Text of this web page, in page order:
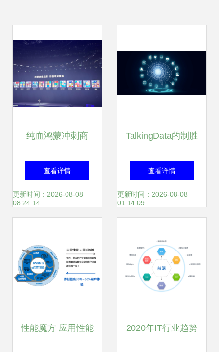
纯血鸿蒙冲刺商
用，TOP 5000应
用全面启动鸿蒙原
迎来历史性跨越
查看详情
更新时间：2026-08-08
08:24:14
TalkingData的制胜
秘籍 为7.5亿终端
提供移动数据智能
查看详情
更新时间：2026-08-08
01:14:09
性能魔方 应用性能 2020年IT行业趋势